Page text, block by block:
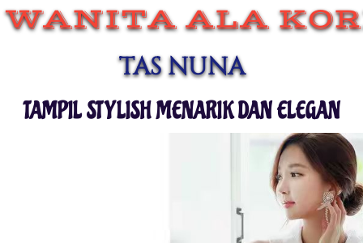
ALA
TAS NUNA
TAMPIL STYLISH MENARIK DAN ELEGAN